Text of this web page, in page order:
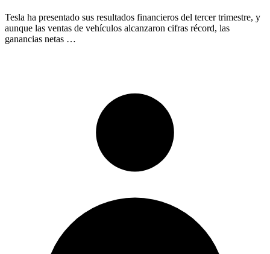
Tesla ha presentado sus resultados financieros del tercer trimestre, y
aunque las ventas de vehículos alcanzaron cifras récord, las
ganancias netas …